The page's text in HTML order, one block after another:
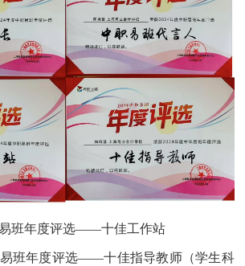
易班年度评选——十佳工作站
易班年度评选——十佳指导教师（学生科